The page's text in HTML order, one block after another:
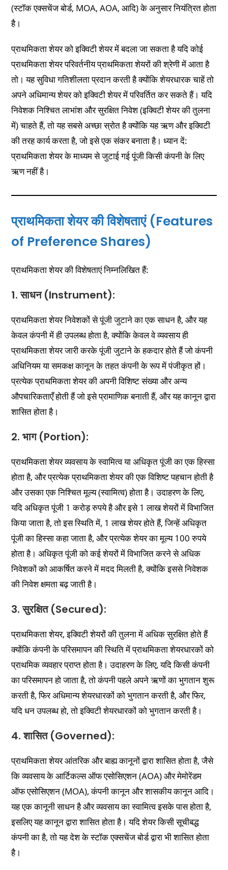
(स्टॉक एक्सचेंज बोर्ड, MOA, AOA, आदि) के अनुसार नियंत्रित होता
है।
प्राथमिकता शेयर को इक्विटी शेयर में बदला जा सकता है यदि कोई
प्राथमिकता शेयर परिवर्तनीय प्राथमिकता शेयरों की श्रेणी में आता है
तो। यह सुविधा गतिशीलता प्रदान करती है क्योंकि शेयरधारक चाहें तो
अपने अधिमान्य शेयर को इक्विटी शेयर में परिवर्तित कर सकते हैं। यदि
निवेशक निश्चित लाभांश और सुरक्षित निवेश (इक्विटी शेयर की तुलना
में) चाहते हैं, तो यह सबसे अच्छा स्रोत है क्योंकि यह ऋण और इक्विटी
की तरह कार्य करता है, जो इसे एक संकर बनाता है। ध्यान दें:
प्राथमिकता शेयर के माध्यम से जुटाई गई पूंजी किसी कंपनी के लिए
ऋण नहीं है।
प्राथमिकता शेयर की विशेषताएं (Features
of Preference Shares)
प्राथमिकता शेयर की विशेषताएं निम्नलिखित हैं:
1. साधन (Instrument):
प्राथमिकता शेयर निवेशकों से पूंजी जुटाने का एक साधन है, और यह
केवल कंपनी में ही उपलब्ध होता है, क्योंकि केवल वे व्यवसाय ही
प्राथमिकता शेयर जारी करके पूंजी जुटाने के हकदार होते हैं जो कंपनी
अधिनियम या समकक्ष कानून के तहत कंपनी के रूप में पंजीकृत हों।
प्रत्येक प्राथमिकता शेयर की अपनी विशिष्ट संख्या और अन्य
औपचारिकताएँ होती हैं जो इसे प्रामाणिक बनाती हैं, और यह कानून द्वारा
शासित होता है।
2. भाग (Portion):
प्राथमिकता शेयर व्यवसाय के स्वामित्व या अधिकृत पूंजी का एक हिस्सा
होता है, और प्रत्येक प्राथमिकता शेयर की एक विशिष्ट पहचान होती है
और उसका एक निश्चित मूल्य (स्वामित्व) होता है। उदाहरण के लिए,
यदि अधिकृत पूंजी 1 करोड़ रुपये है और इसे 1 लाख शेयरों में विभाजित
किया जाता है, तो इस स्थिति में, 1 लाख शेयर होते हैं, जिन्हें अधिकृत
पूंजी का हिस्सा कहा जाता है, और प्रत्येक शेयर का मूल्य 100 रुपये
होता है। अधिकृत पूंजी को कई शेयरों में विभाजित करने से अधिक
निवेशकों को आकर्षित करने में मदद मिलती है, क्योंकि इससे निवेशक
की निवेश क्षमता बढ़ जाती है।
3. सुरक्षित (Secured):
प्राथमिकता शेयर, इक्विटी शेयरों की तुलना में अधिक सुरक्षित होते हैं
क्योंकि कंपनी के परिसमापन की स्थिति में प्राथमिकता शेयरधारकों को
प्राथमिक व्यवहार प्राप्त होता है। उदाहरण के लिए, यदि किसी कंपनी
का परिसमापन हो जाता है, तो कंपनी पहले अपने ऋणों का भुगतान शुरू
करती है, फिर अधिमान्य शेयरधारकों को भुगतान करती है, और फिर,
यदि धन उपलब्ध हो, तो इक्विटी शेयरधारकों को भुगतान करती है।
4. शासित (Governed):
प्राथमिकता शेयर आंतरिक और बाह्य कानूनों द्वारा शासित होता है, जैसे
कि व्यवसाय के आर्टिकल्स ऑफ एसोसिएशन (AOA) और मेमोरेंडम
ऑफ एसोसिएशन (MOA), कंपनी कानून और शासकीय कानून आदि।
यह एक कानूनी साधन है और व्यवसाय का स्वामित्व इसके पास होता है,
इसलिए यह कानून द्वारा शासित होता है। यदि शेयर किसी सूचीबद्ध
कंपनी का है, तो यह देश के स्टॉक एक्सचेंज बोर्ड द्वारा भी शासित होता
है।